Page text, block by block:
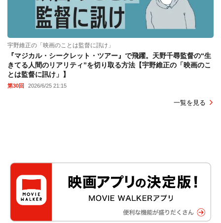
宇野維正の「映画のことは監督に訊け」
『マジカル・シークレット・ツアー』で飛躍。天野千尋監督の“生
きてる人間のリアリティ”を切り取る方法【宇野維正の「映画のこ
とは監督に訊け」】
第30回 2026/6/25 21:15
一覧を見る